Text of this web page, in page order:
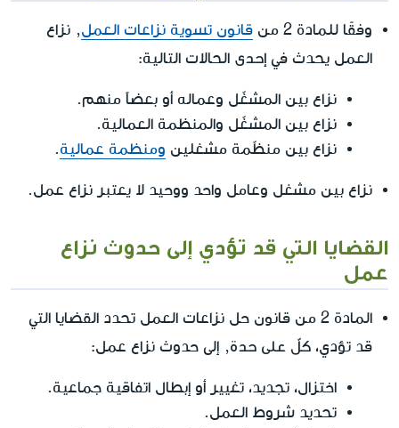
وفقًا للمادة 2 من قانون تسوية نزاعات العمل, نزاع
العمل يحدث في إحدى الحالات التالية:
نزاع بين المشغّل وعماله أو بعضاً منهم.
نزاع بين المشغّل والمنظمة العمالية.
نزاع بين منظّمة مشغلين ومنظمة عمالية.
نزاع بين مشغل وعامل واحد ووحيد لا يعتبر نزاع عمل.
القضايا التي قد تؤدي إلى حدوث نزاع
عمل
المادة 2 من قانون حل نزاعات العمل تحدد القضايا التي
قد تؤدي، كلّ على حدة, إلى حدوث نزاع عمل:
اختزال، تجديد، تغيير أو إبطال اتفاقية جماعية.
تحديد شروط العمل.